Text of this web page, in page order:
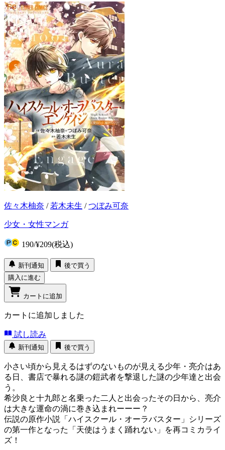
佐々木柚奈 / 若木未生 /つぼみ可奈
少女・女性マンガ
190/¥209(税込)
新刊通知
後で買う
購入に進む
カートに追加
カートに追加しました
試し読み
新刊通知 後で買う
小さい頃から見えるはずのないものが見える少年・亮介はあ
る日、書店で暴れる謎の鎧武者を撃退した謎の少年達と出会
う。
希沙良と十九郎と名乗った二人と出会ったその日から、亮介
は大きな運命の渦に巻き込まれーーー？
伝説の原作小説「ハイスクール・オーラバスター」シリーズ
の第一作となった「天使はうまく踊れない」を再コミカライ
ズ！